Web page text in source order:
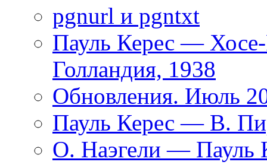
pgnurl и pgntxt
Пауль Керес —
Голландия, 1938
Обновления. Июль
Пауль Керес — В.
О. Наэгели — Пауль